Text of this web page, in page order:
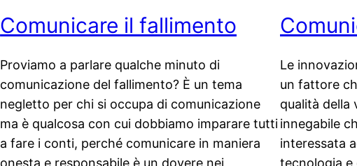
Comunicare il fallimento
Proviamo a parlare qualche minuto di
comunicazione del fallimento? È un tema
negletto per chi si occupa di comunicazione
ma è qualcosa con cui dobbiamo imparare tutti
a fare i conti, perché comunicare in maniera
onesta e responsabile è un dovere nei
Le
un fattore
qualità della
innegabile
interessata
tecnologia e